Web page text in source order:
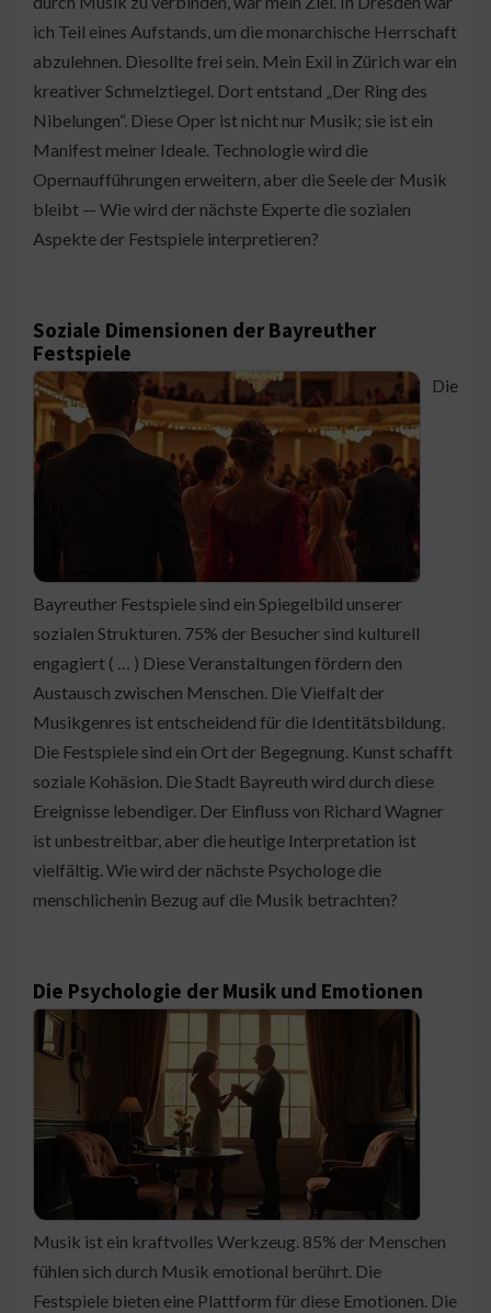
ich Teil eines Aufstands, um die monarchische Herrschaft
abzulehnen. Diesollte frei sein. Mein Exil in Zürich war ein
kreativer Schmelztiegel. Dort entstand „Der Ring des
Nibelungen“. Diese Oper ist nicht nur Musik; sie ist ein
Manifest meiner Ideale. Technologie wird die
Opernaufführungen erweitern, aber die Seele der Musik
bleibt — Wie wird der nächste Experte die sozialen
Aspekte der Festspiele interpretieren?
Soziale Dimensionen der Bayreuther
Festspiele
Die
Bayreuther Festspiele sind ein Spiegelbild unserer
sozialen Strukturen. 75% der Besucher sind kulturell
engagiert ( … ) Diese Veranstaltungen fördern den
Austausch zwischen Menschen. Die Vielfalt der
Musikgenres ist entscheidend für die Identitätsbildung.
Die Festspiele sind ein Ort der Begegnung. Kunst schafft
soziale Kohäsion. Die Stadt Bayreuth wird durch diese
Ereignisse lebendiger. Der Einfluss von Richard Wagner
ist unbestreitbar, aber die heutige Interpretation ist
vielfältig. Wie wird der nächste Psychologe die
menschlichenin Bezug auf die Musik betrachten?
Die Psychologie der Musik und Emotionen
Musik ist ein kraftvolles Werkzeug. 85% der Menschen
fühlen sich durch Musik emotional berührt. Die
Festspiele bieten eine Plattform für diese Emotionen. Die